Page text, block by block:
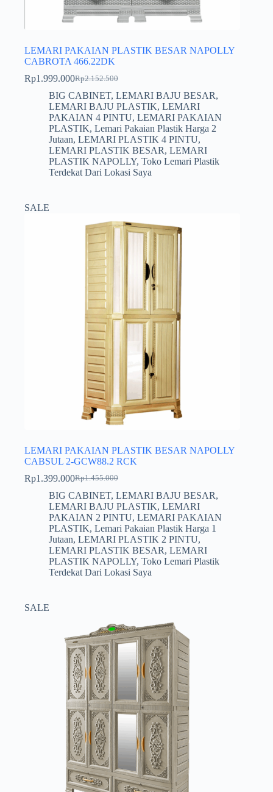
LEMARI PAKAIAN PLASTIK BESAR NAPOLLY
CABROTA 466.22DK
Rp2.152.500
Harga
aslinya
adalah:
Rp2.152.500.
Rp1.999.000Harga
saat
ini
adalah:
Rp1.999.000.
BIG CABINET, LEMARI BAJU BESAR,
LEMARI BAJU PLASTIK, LEMARI
PAKAIAN 4 PINTU, LEMARI PAKAIAN
PLASTIK, Lemari Pakaian Plastik Harga 2
Jutaan, LEMARI PLASTIK 4 PINTU,
LEMARI PLASTIK BESAR, LEMARI
PLASTIK NAPOLLY, Toko Lemari Plastik
Terdekat Dari Lokasi Saya
SALE
LEMARI PAKAIAN PLASTIK BESAR NAPOLLY
CABSUL 2-GCW88.2 RCK
Rp1.455.000
Harga
aslinya
adalah:
Rp1.455.000.
Rp1.399.000Harga
saat
ini
adalah:
Rp1.399.000.
BIG CABINET, LEMARI BAJU BESAR,
LEMARI BAJU PLASTIK, LEMARI
PAKAIAN 2 PINTU, LEMARI PAKAIAN
PLASTIK, Lemari Pakaian Plastik Harga 1
Jutaan, LEMARI PLASTIK 2 PINTU,
LEMARI PLASTIK BESAR, LEMARI
PLASTIK NAPOLLY, Toko Lemari Plastik
Terdekat Dari Lokasi Saya
SALE